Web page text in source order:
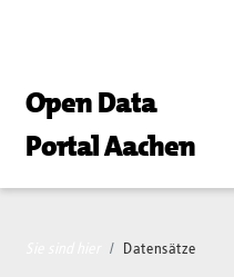
Open Data
Portal Aachen
Datensätze